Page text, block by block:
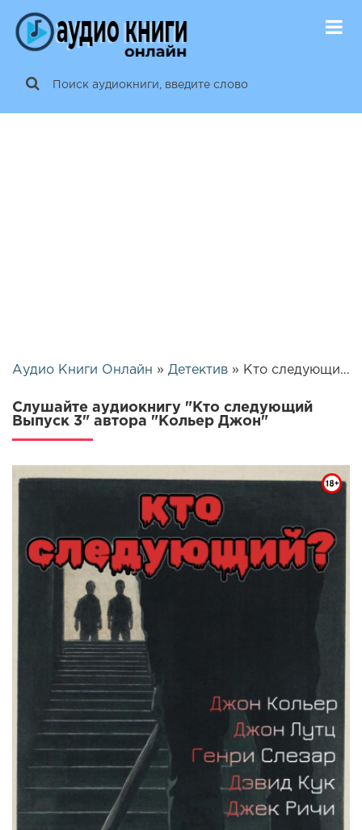
Аудио Книги Онлайн » Детектив » Кто следующий Выпуск 3 | 26152
Слушайте аудиокнигу "Кто следующий
Выпуск 3" автора "Кольер Джон"